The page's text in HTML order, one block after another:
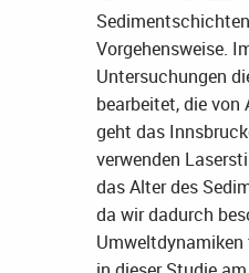
Vorgehensweise.
Untersuchungen
bearbeitet, die von
geht das
verwenden
das Alter des
da wir dadurch
Umweltdynamiken